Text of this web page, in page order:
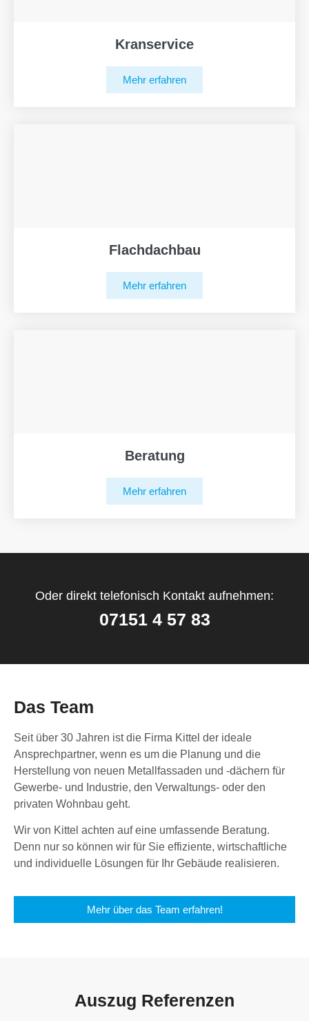
Kranservice
Mehr erfahren
Flachdachbau
Mehr erfahren
Beratung
Mehr erfahren
Oder direkt telefonisch Kontakt aufnehmen:
07151 4 57 83
Das Team
Seit über 30 Jahren ist die Firma Kittel der ideale
Ansprechpartner, wenn es um die Planung und die
Herstellung von neuen Metallfassaden und -dächern für
Gewerbe- und Industrie, den Verwaltungs- oder den
privaten Wohnbau geht.
Wir von Kittel achten auf eine umfassende Beratung.
Denn nur so können wir für Sie effiziente, wirtschaftliche
und individuelle Lösungen für Ihr Gebäude realisieren.
Mehr über das Team erfahren!
Auszug Referenzen